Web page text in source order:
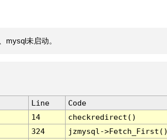
mysql未启动。
Line
Code
14
checkredirect()
324
jzmysql-